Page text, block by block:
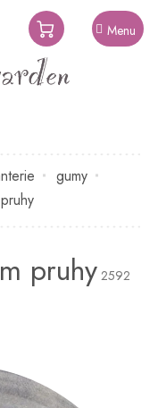
NÁKUPNÍ
KOŠÍK
gumy
pruhy 2592